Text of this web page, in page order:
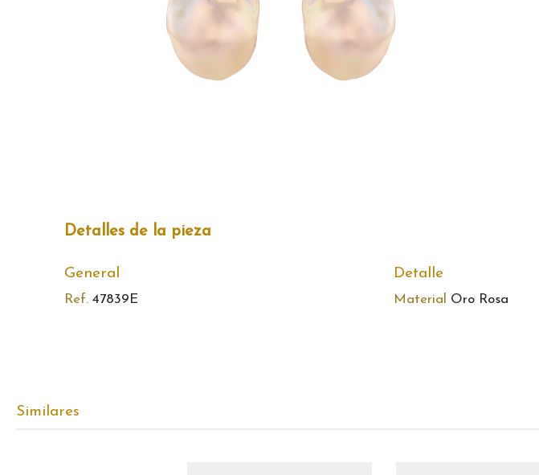
Detalles de la pieza
General
Ref. 47839E
Detalle
Material Oro Rosa
Similares